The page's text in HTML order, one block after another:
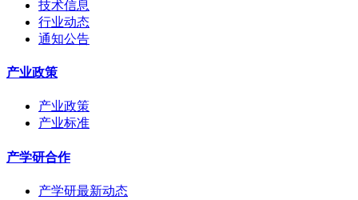
技术信息
行业动态
通知公告
产业政策
产业政策
产业标准
产学研合作
产学研最新动态